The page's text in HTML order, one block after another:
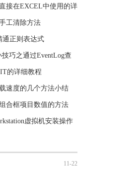
接在EXCEL中使用的详
工清除方法
通正则表达式
技巧之通过EventLog查
和关机时间
的详细教程
速度的几个方法小结
合框项目数值的方法
虚拟机安装操作
11-22